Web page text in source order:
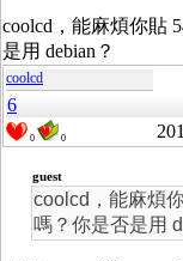
coolcd，能麻煩你貼
是用 debian？
coolcd
6
0 0
guest
coolcd，能麻煩
嗎？你是否是用